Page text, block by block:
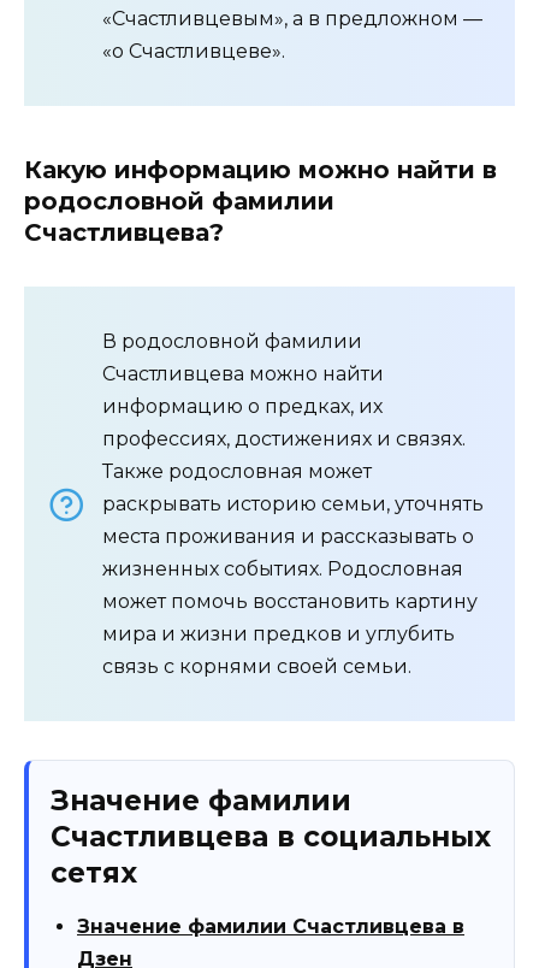
«Счастливцевым», а в предложном —
«о Счастливцеве».
Какую информацию можно найти в
родословной фамилии
Счастливцева?
В родословной фамилии
Счастливцева можно найти
информацию о предках, их
профессиях, достижениях и связях.
Также родословная может
раскрывать историю семьи, уточнять
места проживания и рассказывать о
жизненных событиях. Родословная
может помочь восстановить картину
мира и жизни предков и углубить
связь с корнями своей семьи.
Значение фамилии
Счастливцева в социальных
сетях
Значение фамилии Счастливцева в
Дзен